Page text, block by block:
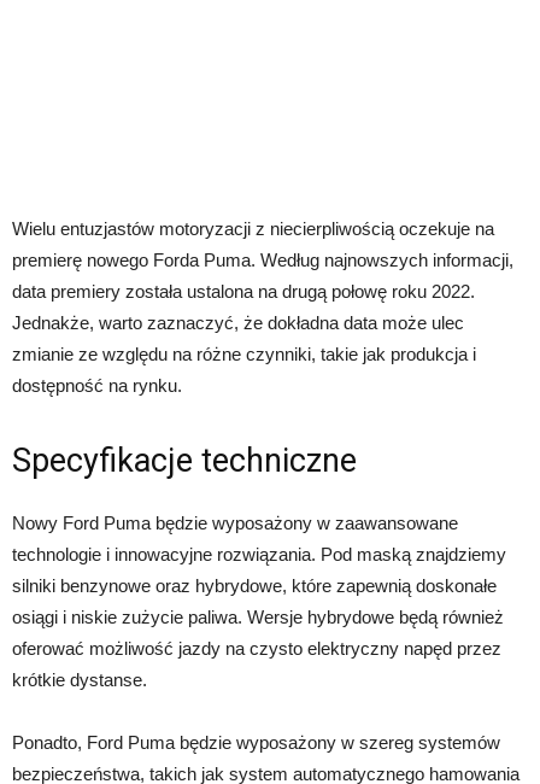
Wielu entuzjastów motoryzacji z niecierpliwością oczekuje na
premierę nowego Forda Puma. Według najnowszych informacji,
data premiery została ustalona na drugą połowę roku 2022.
Jednakże, warto zaznaczyć, że dokładna data może ulec
zmianie ze względu na różne czynniki, takie jak produkcja i
dostępność na rynku.
Specyfikacje techniczne
Nowy Ford Puma będzie wyposażony w zaawansowane
technologie i innowacyjne rozwiązania. Pod maską znajdziemy
silniki benzynowe oraz hybrydowe, które zapewnią doskonałe
osiągi i niskie zużycie paliwa. Wersje hybrydowe będą również
oferować możliwość jazdy na czysto elektryczny napęd przez
krótkie dystanse.
Ponadto, Ford Puma będzie wyposażony w szereg systemów
bezpieczeństwa, takich jak system automatycznego hamowania